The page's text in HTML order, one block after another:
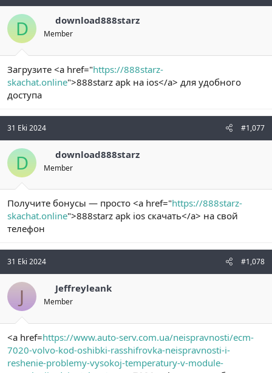
D download888starz
Member
Загрузите <a href="https://888starz-
skachat.online">888starz apk на ios</a> для удобного
доступа
31 Eki 2024 #1,077
D download888starz
Member
Получите бонусы — просто <a href="https://888starz-
skachat.online">888starz apk ios скачать</a> на свой
телефон
31 Eki 2024 #1,078
J Jeffreyleank
Member
<a href=https://www.auto-serv.com.ua/neispravnosti/ecm-
7020-volvo-kod-oshibki-rasshifrovka-neispravnosti-i-
reshenie-problemy-vysokoj-temperatury-v-module-